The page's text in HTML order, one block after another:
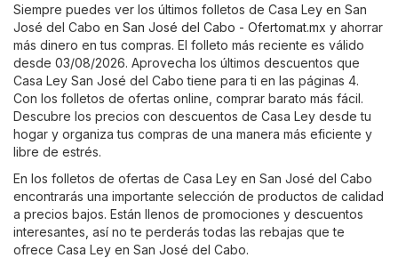
Siempre puedes ver los últimos folletos de Casa Ley en San
José del Cabo en San José del Cabo - Ofertomat.mx y ahorrar
más dinero en tus compras. El folleto más reciente es válido
desde 03/08/2026. Aprovecha los últimos descuentos que
Casa Ley San José del Cabo tiene para ti en las páginas 4.
Con los folletos de ofertas online, comprar barato más fácil.
Descubre los precios con descuentos de Casa Ley desde tu
hogar y organiza tus compras de una manera más eficiente y
libre de estrés.
En los folletos de ofertas de Casa Ley en San José del Cabo
encontrarás una importante selección de productos de calidad
a precios bajos. Están llenos de promociones y descuentos
interesantes, así no te perderás todas las rebajas que te
ofrece Casa Ley en San José del Cabo.